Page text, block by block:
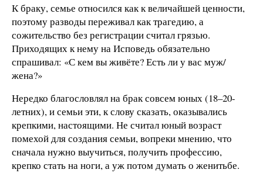
К браку, семье относился как к величайшей ценности,
поэтому разводы переживал как трагедию, а
сожительство без регистрации считал грязью.
Приходящих к нему на Исповедь обязательно
спрашивал: «С кем вы живёте? Есть ли у вас муж/
жена?»
Нередко благословлял на брак совсем юных (18–20-
летних), и семьи эти, к слову сказать, оказывались
крепкими, настоящими. Не считал юный возраст
помехой для создания семьи, вопреки мнению, что
сначала нужно выучиться, получить профессию,
крепко стать на ноги, а уж потом думать о женитьбе.